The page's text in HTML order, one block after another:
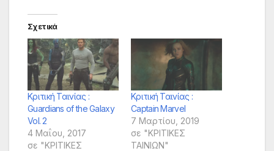
Σχετικά
Κριτική Ταινίας :
Guardians of the Galaxy
Vol. 2
4 Μαΐου, 2017
σε "ΚΡΙΤΙΚΕΣ
Κριτική Ταινίας :
Captain Marvel
7 Μαρτίου, 2019
σε "ΚΡΙΤΙΚΕΣ
ΤΑΙΝΙΩΝ"